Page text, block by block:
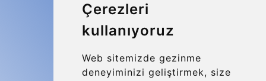
Çerezleri
kullanıyoruz
Web sitemizde gezinme
deneyiminizi geliştirmek, size
More
Blog